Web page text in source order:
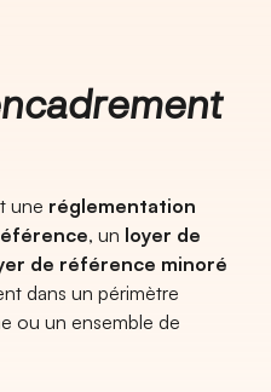
une réglementation
, un loyer de
de référence minoré
dans un périmètre
ou un ensemble de